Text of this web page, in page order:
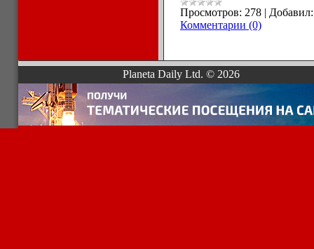
Просмотров: 278 | Добавил:
Комментарии (0)
Planeta Daily Ltd. © 2026